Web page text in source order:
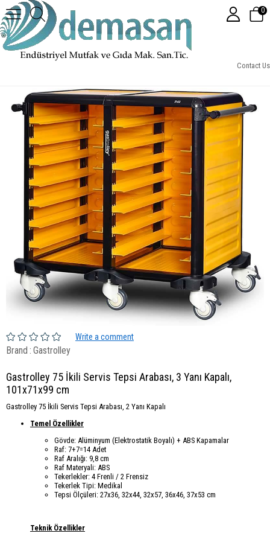
Contact Us
0
Gastrolley 75 İkili Servis Tepsi Arabası, 3 Yanı Kapalı, 101x71x99 cm
Write a comment
Brand : Gastrolley
Gastrolley 75 İkili Servis Tepsi Arabası, 3 Yanı Kapalı,
101x71x99 cm
Gastrolley 75 İkili Servis Tepsi Arabası, 2 Yanı Kapalı
Temel Özellikler
Gövde: Alüminyum (Elektrostatik Boyalı) + ABS Kapamalar
Raf: 7+7=14 Adet
Raf Aralığı: 9,8 cm
Raf Materyali: ABS
Tekerlekler: 4 Frenli / 2 Frensiz
Tekerlek Tipi: Medikal
Tepsi Ölçüleri: 27x36, 32x44, 32x57, 36x46, 37x53 cm
Teknik Özellikler